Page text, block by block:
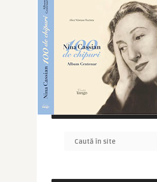
CAUTĂ ÎN SITE